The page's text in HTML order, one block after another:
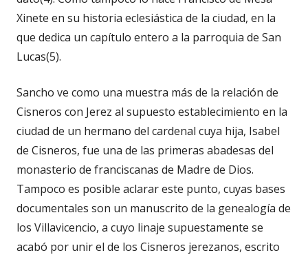
Xinete en su historia eclesiástica de la ciudad, en la
que dedica un capítulo entero a la parroquia de San
Lucas(5).
Sancho ve como una muestra más de la relación de
Cisneros con Jerez al supuesto establecimiento en la
ciudad de un hermano del cardenal cuya hija, Isabel
de Cisneros, fue una de las primeras abadesas del
monasterio de franciscanas de Madre de Dios.
Tampoco es posible aclarar este punto, cuyas bases
documentales son un manuscrito de la genealogía de
los Villavicencio, a cuyo linaje supuestamente se
acabó por unir el de los Cisneros jerezanos, escrito